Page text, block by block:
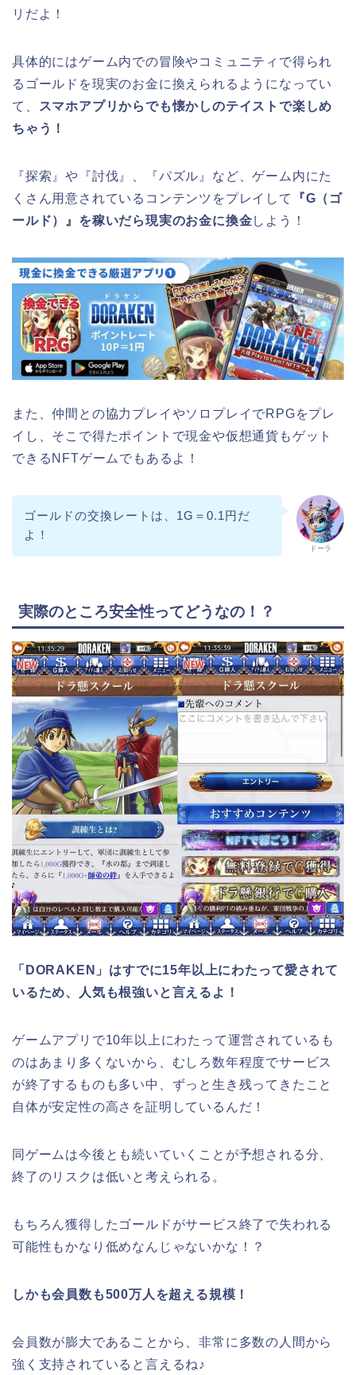
リだよ！
具体的にはゲーム内での冒険やコミュニティで得られ
るゴールドを現実のお金に換えられるようになってい
て、
スマホアプリからでも懐かしのテイストで楽しめ
ちゃう！
『探索』や『討伐』、『パズル』など、ゲーム内にた
くさん用意されているコンテンツをプレイして
『G（ゴ
ールド）』を稼いだら現実のお金に換金しよう！
また、仲間との協力プレイやソロプレイでRPGをプレ
イし、そこで得たポイントで現金や仮想通貨もゲット
できる NFTゲームでもあるよ！
ドーラ
ゴールドの交換レートは、1G＝0.1円だ
よ！
実際のところ安全性ってどうなの！？
「DORAKEN」はすでに15年以上にわたって愛されて
いるため、人気も根強いと言えるよ！
ゲームアプリで10年以上にわたって運営されているも
のはあまり多くないから、むしろ数年程度でサービス
が終了するものも多い中、ずっと生き残ってきたこと
自体が安定性の高さを証明しているんだ！
同ゲームは今後とも続いていくことが予想される分、
終了のリスクは低いと考えられる。
もちろん獲得したゴールドがサービス終了で失われる
可能性もかなり低めなんじゃないかな！？
しかも会員数も500万人を超える規模！
会員数が膨大であることから、非常に多数の人間から
強く支持されている と言えるね♪